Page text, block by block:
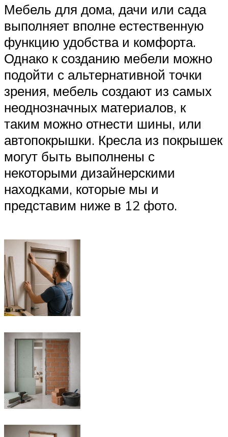
Мебель для дома, дачи или сада
выполняет вполне естественную
функцию удобства и комфорта.
Однако к созданию мебели можно
подойти с альтернативной точки
зрения, мебель создают из самых
неоднозначных материалов, к
таким можно отнести шины, или
автопокрышки. Кресла из покрышек
могут быть выполнены с
некоторыми дизайнерскими
находками, которые мы и
представим ниже в 12 фото.